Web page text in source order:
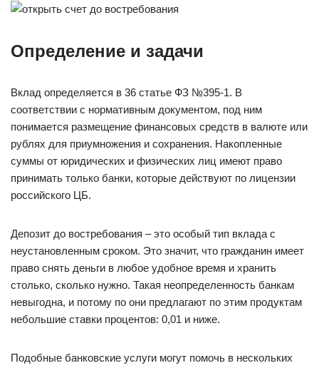
Определение и задачи
Вклад определяется в 36 статье ФЗ №395-1. В
соответствии с нормативным документом, под ним
понимается размещение финансовых средств в валюте или
рублях для приумножения и сохранения. Накопленные
суммы от юридических и физических лиц имеют право
принимать только банки, которые действуют по лицензии
российского ЦБ.
Депозит до востребования – это особый тип вклада с
неустановленным сроком. Это значит, что гражданин имеет
право снять деньги в любое удобное время и хранить
столько, сколько нужно. Такая неопределенность банкам
невыгодна, и потому по они предлагают по этим продуктам
небольшие ставки процентов: 0,01 и ниже.
Подобные банковские услуги могут помочь в нескольких